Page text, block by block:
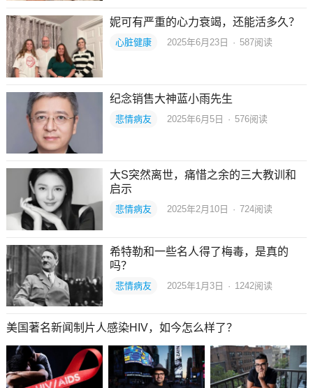
妮可有严重的心力衰竭，还能活多久？
心脏健康 2025年6月23日 · 587阅读
纪念销售大神蓝小雨先生
悲情病友 2025年6月5日 · 576阅读
大S突然离世，痛惜之余的三大教训和
启示
悲情病友 2025年2月10日 · 724阅读
希特勒和一些名人得了梅毒，是真的
吗？
悲情病友 2025年1月3日 · 1242阅读
美国著名新闻制片人感染HIV，如今怎么样了？